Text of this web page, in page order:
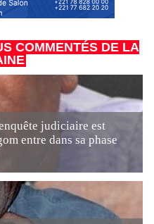
COMMENTÉS DE LA
judiciaire est
entre dans sa phase